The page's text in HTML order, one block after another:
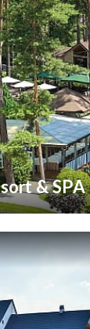
& SPA